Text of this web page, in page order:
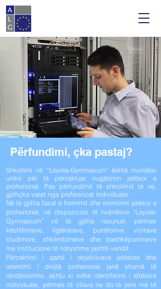
Përfundimi, çka pastaj?
Shkollimi në “Loyola-Gymnasium” është mundësi
unike për të përcaktuar rrugëtimin jetësor e
profesional. Pas përfundimit të shkollimit te ne,
gjithçka varet nga preferencat individuale.
Në të gjitha fazat e formimit dhe orientimit jetësor e
profesional, në dispozicion të nxënësve “Loyola-
Gymnasium” vë të gjitha resurset, përmes
këshillimeve, ligjëratave, punëtorive, vizitave
studimore, shkëmbimeve dhe bashkëpunimeve
me institucione të ndryshme jashtë vendit.
Përcaktimi i qartë i objektivave jetësore dhe
orientimi i drejtë profesional janë shumë të
rëndësishme, ashtu si edhe identifikimi i aftësive
individuale, përmes të cilave ne do të jemi më të